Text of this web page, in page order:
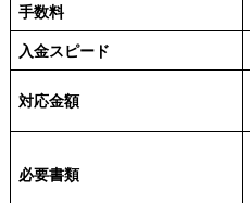
手数料
入金スピード
対応金額
必要書類